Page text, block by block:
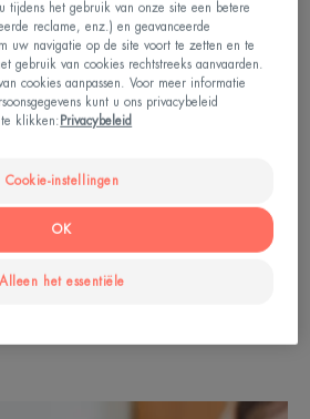
in zijn of haar vrienden en in het
wat zo belangrijk is voor
Maar wanneer er sprake
psychologische impact
terugtrekt.
met onzuiverheden en acne /
acne / Oorzaken
tijdens het gebruik van onze site een betere
reclame, enz.) en geavanceerde
uw navigatie op de site voort te zetten en te
gebruik van cookies rechtstreeks aanvaarden.
cookies aanpassen. Voor meer informatie
kunt u ons privacybeleid
te klikken: Privacybeleid
Cookie-instellingen
Alleen het essentiële
OK